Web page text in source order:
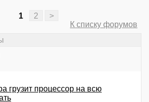
1
2
>
К списку форумов
грузит процессор на всю